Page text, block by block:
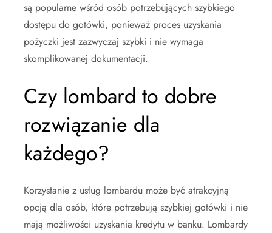
są popularne wśród osób potrzebujących szybkiego
dostępu do gotówki, ponieważ proces uzyskania
pożyczki jest zazwyczaj szybki i nie wymaga
skomplikowanej dokumentacji.
Czy lombard to dobre
rozwiązanie dla
każdego?
Korzystanie z usług lombardu może być atrakcyjną
opcją dla osób, które potrzebują szybkiej gotówki i nie
mają możliwości uzyskania kredytu w banku. Lombardy